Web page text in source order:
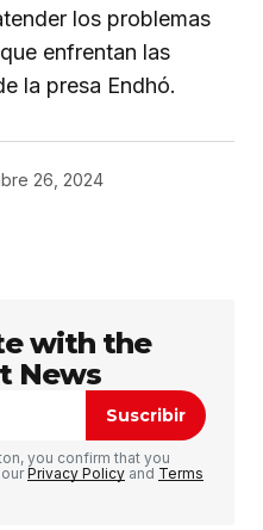
los problemas
enfrentan las
la presa Endhó.
26, 2024
no será
están
with the
News
Suscribir
you confirm that you
Privacy Policy and Terms